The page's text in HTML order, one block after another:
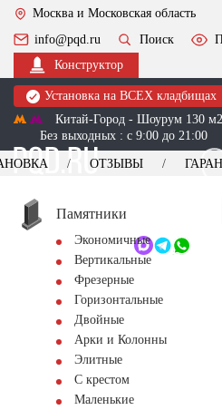
Москва и Московская область
info@pqd.ru
Поиск
Конструктор
Установка на ВСЕХ кладбищах
Китай-Город - Шоурум 130 м2
Без выходных : с 9:00 до 21:00
+7 (495) 518-44-23
Обратный звонок
ОТЗЫВЫ
Памятники
Экономичные
Вертикальные
Фрезерные
Горизонтальные
Двойные
Арки и Колонны
Элитные
С крестом
Маленькие